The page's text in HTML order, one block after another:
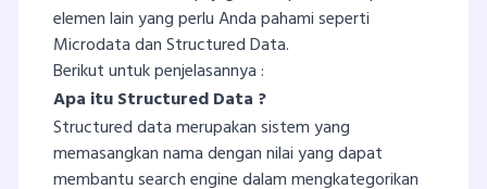
elemen lain yang perlu Anda pahami seperti
Microdata dan Structured Data.
Berikut untuk penjelasannya :
Apa itu Structured Data ?
Structured data merupakan sistem yang
memasangkan nama dengan nilai yang dapat
membantu search engine dalam mengkategorikan